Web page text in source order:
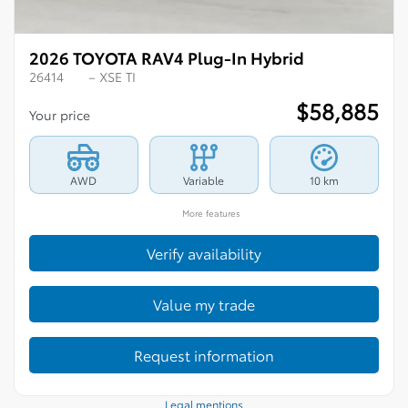
2026 TOYOTA RAV4 Plug-In Hybrid
26414 – XSE TI
Your price $58,885
AWD Variable 10 km
More features
Verify availability
Value my trade
Request information
Legal mentions